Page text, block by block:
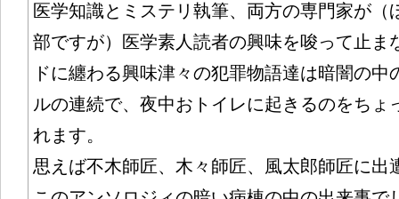
医学知識とミステリ執筆、両方の専門家が（
部ですが）医学素人読者の興味を唆って止ま
ドに纏わる興味津々の犯罪物語達は暗闇の
ルの連続で、夜中おトイレに起きるのをちょ
れます。
思えば不木師匠、木々師匠、風太郎師匠に出